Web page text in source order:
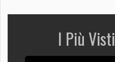
I Più Visti